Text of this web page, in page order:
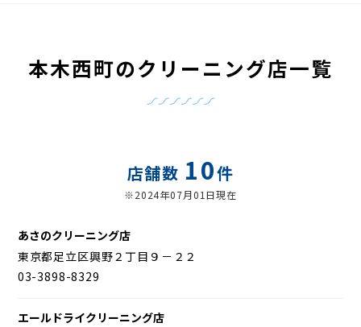
本木西町のクリーニング店一覧
店舗数 10件
※2024年07月01日現在
あさのクリーニング店
東京都足立区興野２丁目９－２２
03-3898-8329
エールドライクリーニング店